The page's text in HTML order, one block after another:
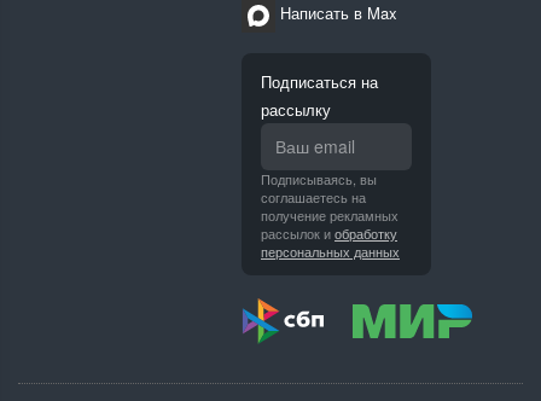
Написать в Max
Подписаться на
рассылку
Подписываясь, вы
соглашаетесь на
получение рекламных
рассылок иобработку
персональных данных